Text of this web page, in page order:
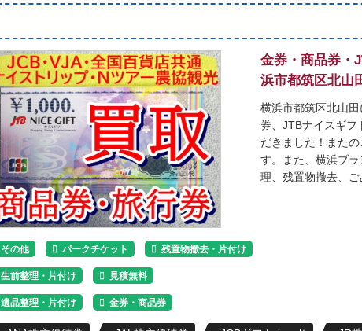
その他 パークチケット 残置物撤去・片付け
生前整理・片付け 見積無料
遺品整理・片付け 金券・商品券
金券・商品券・
浜市都筑区北山
横浜市都筑区北山
券、JTBナイスギフ
だきました！また
す。また、横浜ブ
理、残置物撤去、